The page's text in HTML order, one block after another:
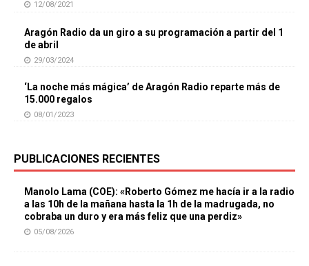
12/08/2021
Aragón Radio da un giro a su programación a partir del 1
de abril
29/03/2024
‘La noche más mágica’ de Aragón Radio reparte más de
15.000 regalos
08/01/2023
PUBLICACIONES RECIENTES
Manolo Lama (COE): «Roberto Gómez me hacía ir a la radio
a las 10h de la mañana hasta la 1h de la madrugada, no
cobraba un duro y era más feliz que una perdiz»
05/08/2026